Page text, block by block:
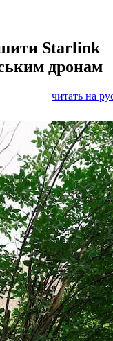
Starlink
дронам
читать на